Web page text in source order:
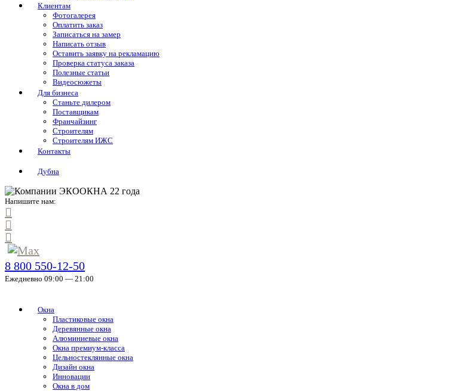
Клиентам
Фотогалерея
Оплатить заказ
Записаться на замер
Написать отзыв
Оставить заявку на рекламацию
Проверка статуса заказа
Полезные статьи
Видеосюжеты
Для бизнеса
Станьте дилером
Поставщикам
Франчайзинг
Строителям
Строителям ИЖС
Контакты
Дубна
Напишите нам:
8 800 550-12-50
Ежедневно 09:00 — 21:00
Окна
Пластиковые окна
Деревянные окна
Алюминиевые окна
Окна премиум-класса
Цельностеклянные окна
Дизайн окна
Инновации
Окна в дом